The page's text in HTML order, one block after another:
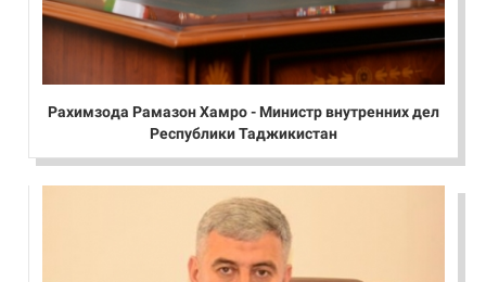
Рахимзода Рамазон Хамро - Министр внутренних дел
Республики Таджикистан